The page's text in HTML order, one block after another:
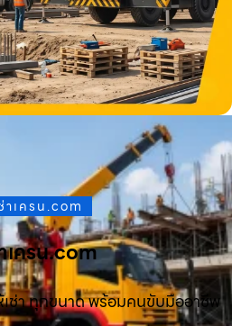
าเครน.com
เครน.com
เช่า ทุกขนาด พร้อมคนขับมืออาชีพ